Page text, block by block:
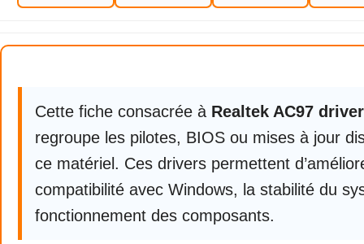
Realtek AC97 driver audio
Cette fiche consacrée à Realtek AC97
regroupe les pilotes, BIOS ou mises à jour
ce matériel. Ces drivers permettent
compatibilité avec Windows, la stabilité du
fonctionnement des composants.